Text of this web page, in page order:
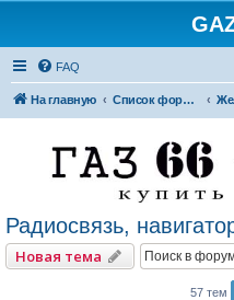
FAQ
На главную Список форумов
Радиосвязь,
Новая тема
57 тем